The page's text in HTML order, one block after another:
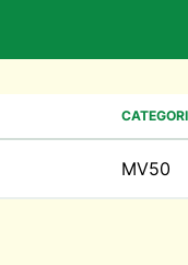
CATEGORI
MV50